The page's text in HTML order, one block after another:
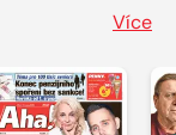
Více